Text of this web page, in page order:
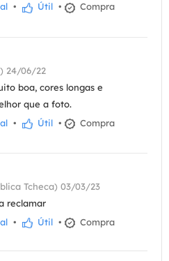
• Útil •
Compra
24/06/22
boa, cores longas e
que a foto.
• Útil •
Compra
Tcheca) 03/03/23
reclamar
• Útil •
Compra